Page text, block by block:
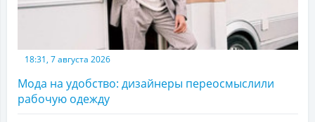
18:31, 7 августа 2026
Мода на удобство: дизайнеры переосмыслили
рабочую одежду